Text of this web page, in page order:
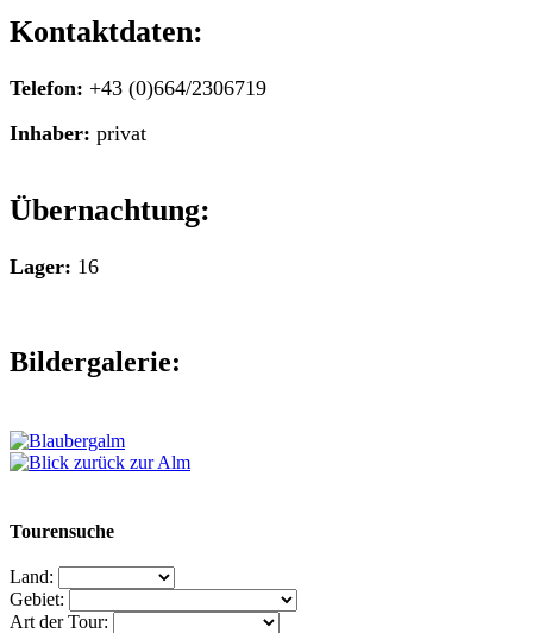
Kontaktdaten:
Telefon: +43 (0)664/2306719
Inhaber: privat
Übernachtung:
Lager: 16
Bildergalerie:
Tourensuche
Land:
Gebiet:
Art der Tour: